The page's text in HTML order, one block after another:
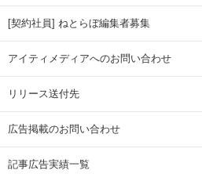
[契約社員] ねとらぼ編集者募集
アイティメディアへのお問い合わせ
リリース送付先
広告掲載のお問い合わせ
記事広告実績一覧